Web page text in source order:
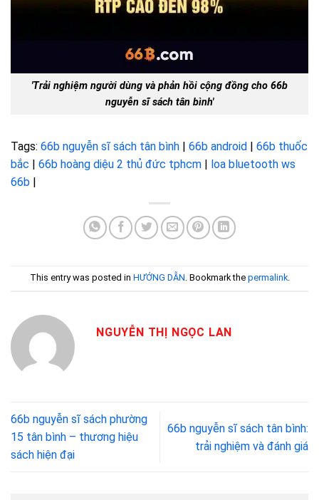
'Trải nghiệm người dùng và phản hồi cộng đồng cho 66b
nguyễn sĩ sách tân bình'
Tags: 66b nguyễn sĩ sách tân bình | 66b android | 66b thuốc
bắc | 66b hoàng diệu 2 thủ đức tphcm | loa bluetooth ws
66b |
This entry was posted in HƯỚNG DẪN. Bookmark the permalink.
NGUYỄN THỊ NGỌC LAN
66b nguyễn sĩ sách phường
15 tân bình – thương hiệu
sách hiện đại
66b nguyễn sĩ sách tân bình:
trải nghiệm và đánh giá